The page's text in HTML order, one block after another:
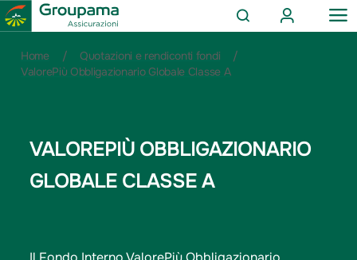
contenuto
prodotti
Privati
azioni
CERCA
AREA
CLIENTI
Home / Quotazioni e rendiconti fondi
/
ValorePiù Obbligazionario Globale Classe A
VALOREPIÙ OBBLIGAZIONARIO
GLOBALE CLASSE A